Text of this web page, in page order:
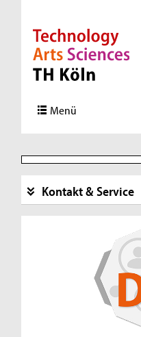
Direkt zur Hauptnavigation
Direkt zur Subnavigation
Direkt zum Inhalt
Direkt zum Fußbereich
Menü
Kontakt & Service